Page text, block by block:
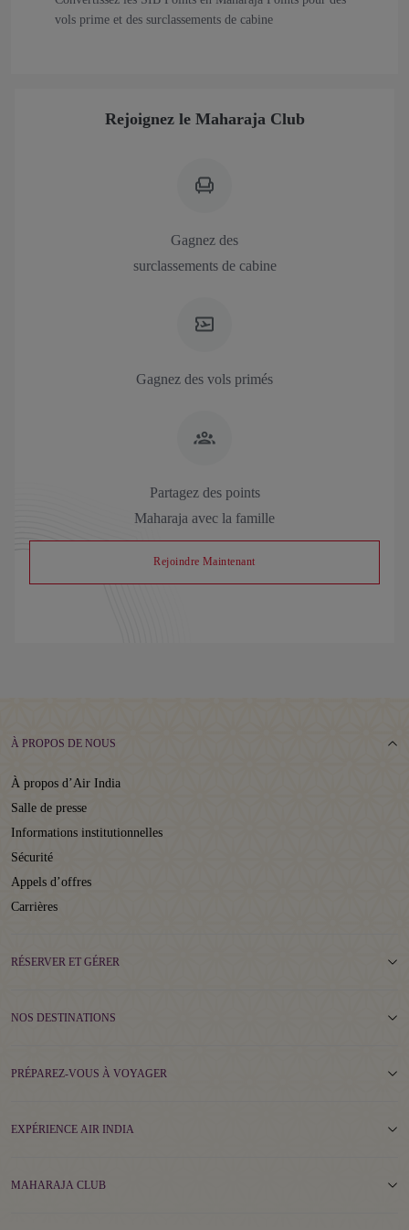
vols prime et des surclassements de cabine
Rejoignez le Maharaja Club
Gagnez des
surclassements de cabine
Gagnez des vols primés
Partagez des points
Maharaja avec la famille
Rejoindre Maintenant
À PROPOS DE NOUS
À propos d’Air India
Salle de presse
Informations institutionnelles
Sécurité
Appels d’offres
Carrières
RÉSERVER ET GÉRER
NOS DESTINATIONS
PRÉPAREZ-VOUS À VOYAGER
EXPÉRIENCE AIR INDIA
MAHARAJA CLUB